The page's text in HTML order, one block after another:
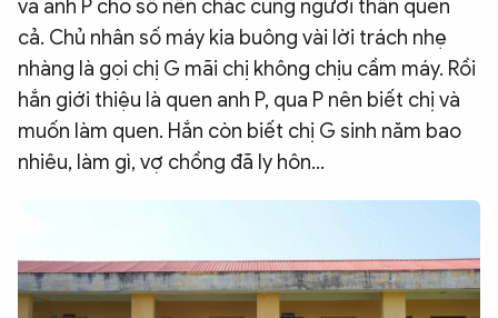
và anh P cho số nên chắc cũng người thân quen
cả. Chủ nhân số máy kia buông vài lời trách nhẹ
nhàng là gọi chị G mãi chị không chịu cầm máy. Rồi
hắn giới thiệu là quen anh P, qua P nên biết chị và
muốn làm quen. Hắn còn biết chị G sinh năm bao
nhiêu, làm gì, vợ chồng đã ly hôn…